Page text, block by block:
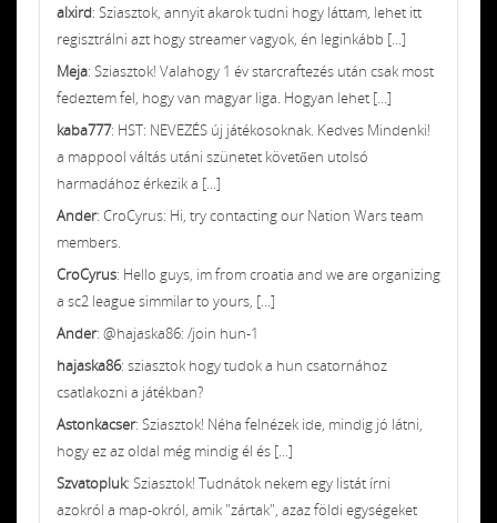
alxird: Sziasztok, annyit akarok tudni hogy láttam, lehet itt
regisztrálni azt hogy streamer vagyok, én leginkább [...]
Meja: Sziasztok! Valahogy 1 év starcraftezés után csak most
fedeztem fel, hogy van magyar liga. Hogyan lehet [...]
kaba777: HST: NEVEZÉS új játékosoknak. Kedves Mindenki!
a mappool váltás utáni szünetet követően utolsó
harmadához érkezik a [...]
Ander: CroCyrus: Hi, try contacting our Nation Wars team
members.
CroCyrus: Hello guys, im from croatia and we are organizing
a sc2 league simmilar to yours, [...]
Ander: @hajaska86: /join hun-1
hajaska86: sziasztok hogy tudok a hun csatornához
csatlakozni a játékban?
Astonkacser: Sziasztok! Néha felnézek ide, mindig jó látni,
hogy ez az oldal még mindig él és [...]
Szvatopluk: Sziasztok! Tudnátok nekem egy listát írni
azokról a map-okról, amik "zártak", azaz földi egységeket